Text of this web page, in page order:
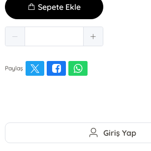
Sepete Ekle
Paylaş
Giriş Yap